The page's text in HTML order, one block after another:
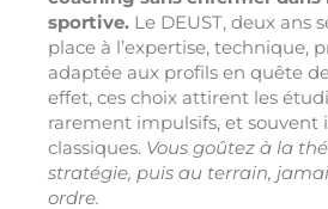
sportive. Le DEUST, deux ans
place à l’expertise, technique,
adaptée aux profils en quête
effet, ces choix attirent les
rarement impulsifs, et souvent
classiques. Vous goûtez à la
stratégie, puis au terrain,
ordre.